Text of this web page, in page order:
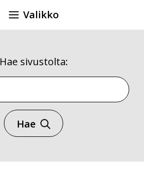
Valikko
Hae sivustolta:
Hae sivustolta
Hae